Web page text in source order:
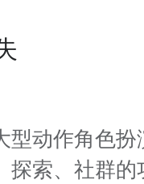
型动作角色
探索、社群的